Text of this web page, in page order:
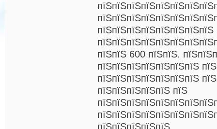
пїЅпїЅпїЅпїЅпїЅпїЅпїЅпїЅ
пїЅпїЅ 600 пїЅпїЅ.
пїЅпїЅпїЅпїЅпїЅпїЅпїЅ
пїЅпїЅпїЅпїЅпїЅпїЅпїЅ
пїЅпїЅпїЅпїЅпїЅ пїЅ
пїЅпїЅпїЅпїЅпїЅ